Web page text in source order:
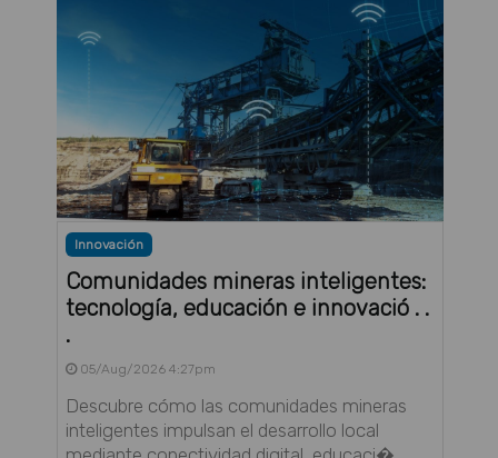
Innovación
Comunidades mineras inteligentes:
tecnología, educación e innovació . .
.
05/Aug/2026 4:27pm
Descubre cómo las comunidades mineras
inteligentes impulsan el desarrollo local